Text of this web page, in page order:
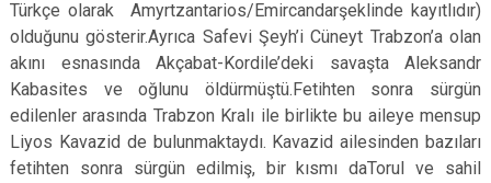
Türkçe olarak Amyrtzantarios/Emircandarşeklinde kayıtlıdır)
olduğunu gösterir.Ayrıca Safevi Şeyh’i Cüneyt Trabzon’a olan
akını esnasında Akçabat-Kordile’deki savaşta Aleksandr
Kabasites ve oğlunu öldürmüştü.Fetihten sonra sürgün
edilenler arasında Trabzon Kralı ile birlikte bu aileye mensup
Liyos Kavazid de bulunmaktaydı. Kavazid ailesinden bazıları
fetihten sonra sürgün edilmiş, bir kısmı daTorul ve sahil